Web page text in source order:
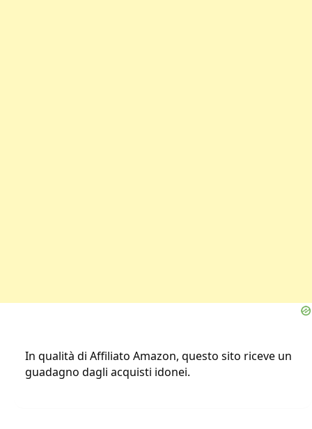
In qualità di Affiliato Amazon, questo sito riceve un
guadagno dagli acquisti idonei.